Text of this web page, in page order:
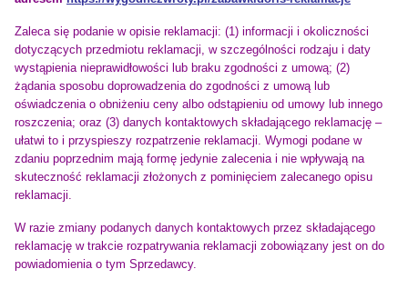
Zaleca się podanie w opisie reklamacji: (1) informacji i okoliczności
dotyczących przedmiotu reklamacji, w szczególności rodzaju i daty
wystąpienia nieprawidłowości lub braku zgodności z umową; (2)
żądania sposobu doprowadzenia do zgodności z umową lub
oświadczenia o obniżeniu ceny albo odstąpieniu od umowy lub innego
roszczenia; oraz (3) danych kontaktowych składającego reklamację –
ułatwi to i przyspieszy rozpatrzenie reklamacji. Wymogi podane w
zdaniu poprzednim mają formę jedynie zalecenia i nie wpływają na
skuteczność reklamacji złożonych z pominięciem zalecanego opisu
reklamacji.
W razie zmiany podanych danych kontaktowych przez składającego
reklamację w trakcie rozpatrywania reklamacji zobowiązany jest on do
powiadomienia o tym Sprzedawcy.